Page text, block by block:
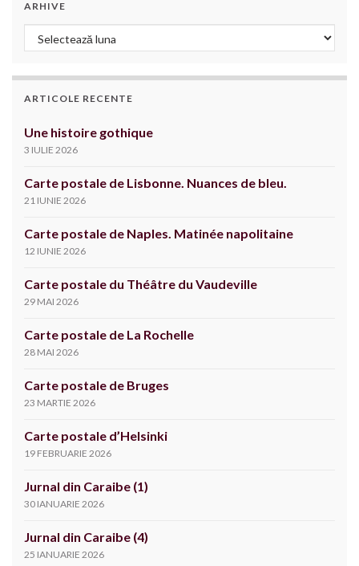
ARHIVE
Arhive
ARTICOLE RECENTE
Une histoire gothique
3 IULIE 2026
Carte postale de Lisbonne. Nuances de bleu.
21 IUNIE 2026
Carte postale de Naples. Matinée napolitaine
12 IUNIE 2026
Carte postale du Théâtre du Vaudeville
29 MAI 2026
Carte postale de La Rochelle
28 MAI 2026
Carte postale de Bruges
23 MARTIE 2026
Carte postale d’Helsinki
19 FEBRUARIE 2026
Jurnal din Caraibe (1)
30 IANUARIE 2026
Jurnal din Caraibe (4)
25 IANUARIE 2026